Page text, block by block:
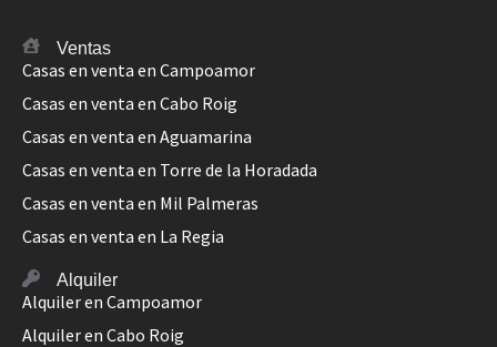
Ventas
Casas en venta en Campoamor
Casas en venta en Cabo Roig
Casas en venta en Aguamarina
Casas en venta en Torre de la Horadada
Casas en venta en Mil Palmeras
Casas en venta en La Regia
Alquiler
Alquiler en Campoamor
Alquiler en Cabo Roig